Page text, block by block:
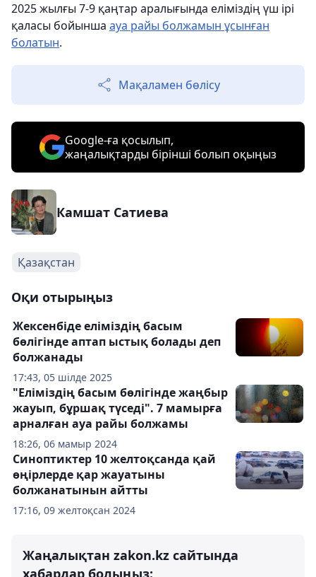
2025 жылғы 7-9 қаңтар аралығында еліміздің үш ірі
қаласы бойынша ауа райы болжамын ұсынған
болатын.
Мақаламен бөлісу
Google-ға қосылып,
жаңалықтарды бірінші болып оқыңыз
Камшат Сатиева
Қазақстан
Оқи отырыңыз
17:43, 05 шілде 2025
Жексенбіде еліміздің басым
бөлігінде аптап ыстық болады деп
болжанады
18:26, 06 мамыр 2024
"Еліміздің басым бөлігінде жаңбыр
жауып, бұршақ түседі". 7 мамырға
арналған ауа райы болжамы
17:16, 09 желтоқсан 2024
Синоптиктер 10 желтоқсанда қай
өңірлерде қар жауатыны
болжанатынын айтты
Жаңалықтан zakon.kz сайтында
хабардар болыңыз: